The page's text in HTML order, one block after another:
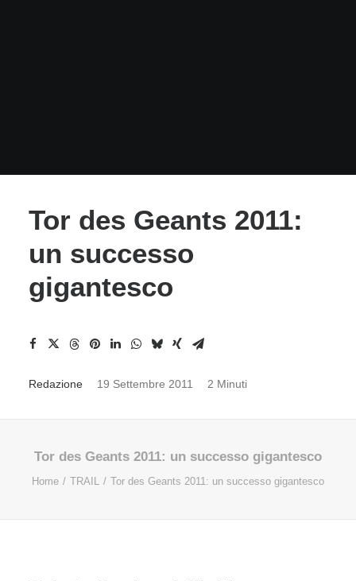
Tor des Geants 2011:
un successo
gigantesco
Redazione 19 Settembre 2011 2 Minuti
Tor des Geants 2011: un successo gigantesco
Home TRAIL Tor des Geants 2011: un successo gigantesco